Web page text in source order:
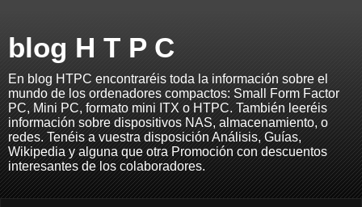
blog H T P C
En blog HTPC encontraréis toda la información sobre el
mundo de los ordenadores compactos: Small Form Factor
PC, Mini PC, formato mini ITX o HTPC. También leeréis
información sobre dispositivos NAS, almacenamiento, o
redes. Tenéis a vuestra disposición Análisis, Guías,
Wikipedia y alguna que otra Promoción con descuentos
interesantes de los colaboradores.